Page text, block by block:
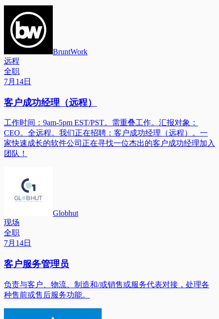
BruntWork
远程
全职
7月14日
客户成功经理（远程）
工作时间：9am-5pm EST/PST。需重叠工作。汇报对象：
CEO。全远程。我们正在招聘：客户成功经理（远程）。一
家快速成长的软件公司正在寻找一位杰出的客户成功经理加入
团队！
Globhut
现场
全职
7月14日
客户服务管理员
负责与客户、物流、制造和/或销售或服务代表对接，处理各
种售前或售后服务功能。